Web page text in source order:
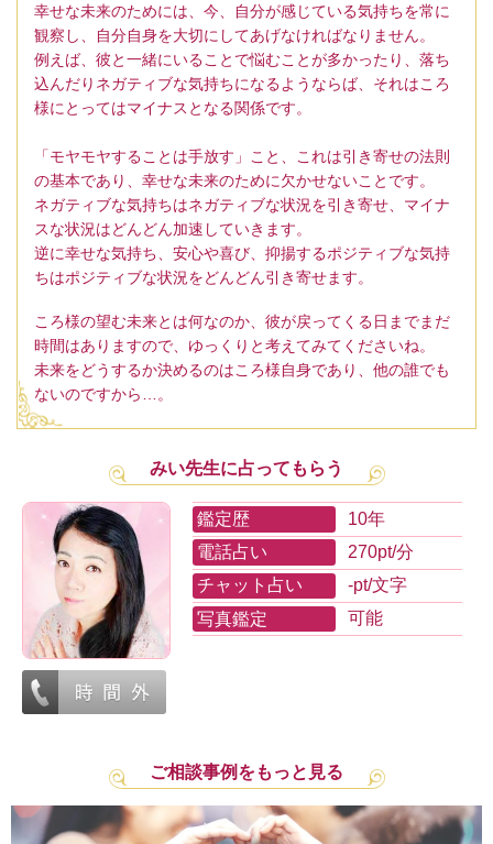
幸せな未来のためには、今、自分が感じている気持ちを常に
観察し、自分自身を大切にしてあげなければなりません。
例えば、彼と一緒にいることで悩むことが多かったり、落ち
込んだりネガティブな気持ちになるようならば、それはころ
様にとってはマイナスとなる関係です。
「モヤモヤすることは手放す」こと、これは引き寄せの法則
の基本であり、幸せな未来のために欠かせないことです。
ネガティブな気持ちはネガティブな状況を引き寄せ、マイナ
スな状況はどんどん加速していきます。
逆に幸せな気持ち、安心や喜び、抑揚するポジティブな気持
ちはポジティブな状況をどんどん引き寄せます。
ころ様の望む未来とは何なのか、彼が戻ってくる日までまだ
時間はありますので、ゆっくりと考えてみてくださいね。
未来をどうするか決めるのはころ様自身であり、他の誰でも
ないのですから…。
みい先生に占ってもらう
鑑定歴
10年
電話占い
270pt/分
チャット占い
-pt/文字
写真鑑定
可能
ご相談事例をもっと見る